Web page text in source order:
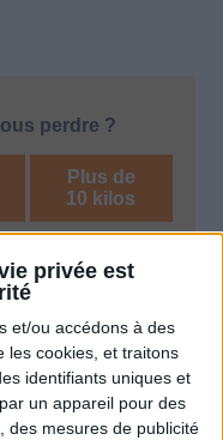
privée est
et/ou accédons à des
les cookies, et traitons
identifiants uniques et
un appareil pour des
des mesures de publicité
perdre ?
Plus de
10 kilos
mincir